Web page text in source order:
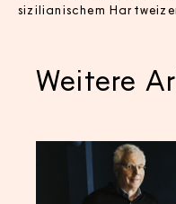
sizilianischem
Weitere